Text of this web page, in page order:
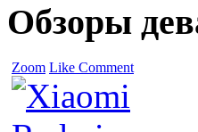
Обзоры
Zoom Like Comment